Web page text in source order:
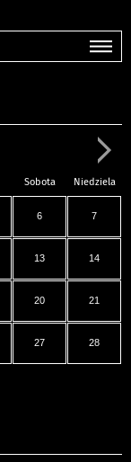
Sobota Niedziela
6 7
13 14
20 21
27 28